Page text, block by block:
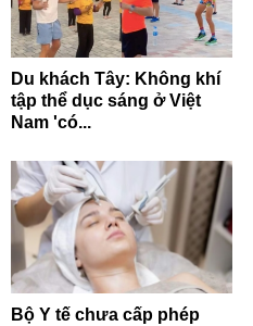
Du khách Tây: Không khí
tập thể dục sáng ở Việt
Nam 'có...
Bộ Y tế chưa cấp phép